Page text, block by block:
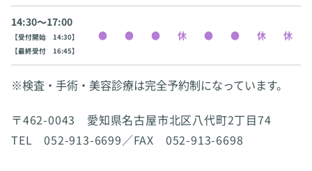
14:30〜17:00
【受付開始 14:30】
【最終受付 16:45】
※検査・手術・美容診療は完全予約制になっています。
〒462-0043 愛知県名古屋市北区八代町2丁目74
TEL 052-913-6699／FAX 052-913-6698